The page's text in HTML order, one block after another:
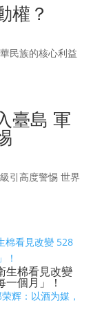
權？
民族的核心利益
臺島 軍
引高度警惕 世界
生棉看見改變
一個月」！
辉：以酒为媒，